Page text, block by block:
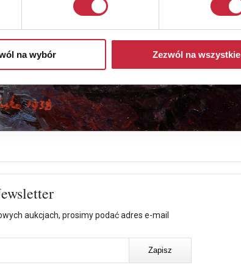
na wybór Zezwól na wszystkie
aukcjach, prosimy podać adres e-mail